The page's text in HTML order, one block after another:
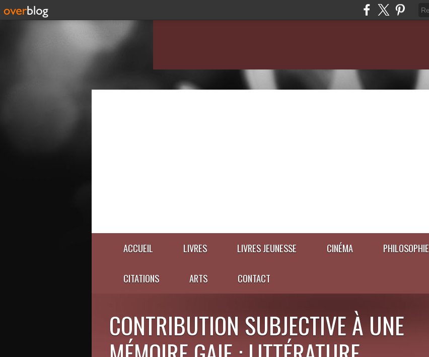
ACCUEIL LIVRES LIVRES JEUNESSE CINÉMA PHILOSOPHIE
CITATIONS ARTS CONTACT
CONTRIBUTION SUBJECTIVE À UNE